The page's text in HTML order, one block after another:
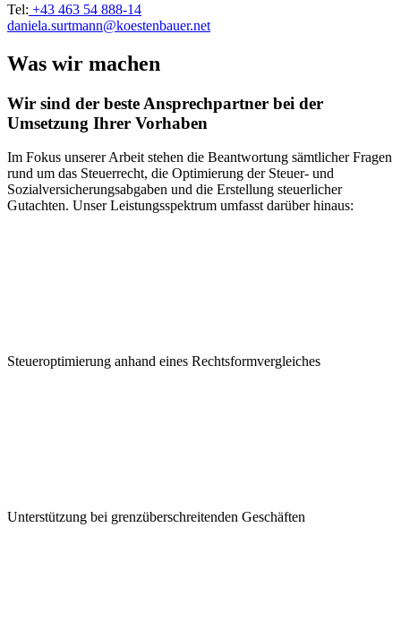
Tel: +43 463 54 888-14
daniela.surtmann@koestenbauer.net
Was wir machen
Wir sind der beste Ansprechpartner bei der
Umsetzung Ihrer Vorhaben
Im Fokus unserer Arbeit stehen die Beantwortung sämtlicher Fragen
rund um das Steuerrecht, die Optimierung der Steuer- und
Sozialversicherungsabgaben und die Erstellung steuerlicher
Gutachten. Unser Leistungsspektrum umfasst darüber hinaus:
Steueroptimierung anhand eines Rechtsformvergleiches
Unterstützung bei grenzüberschreitenden Geschäften